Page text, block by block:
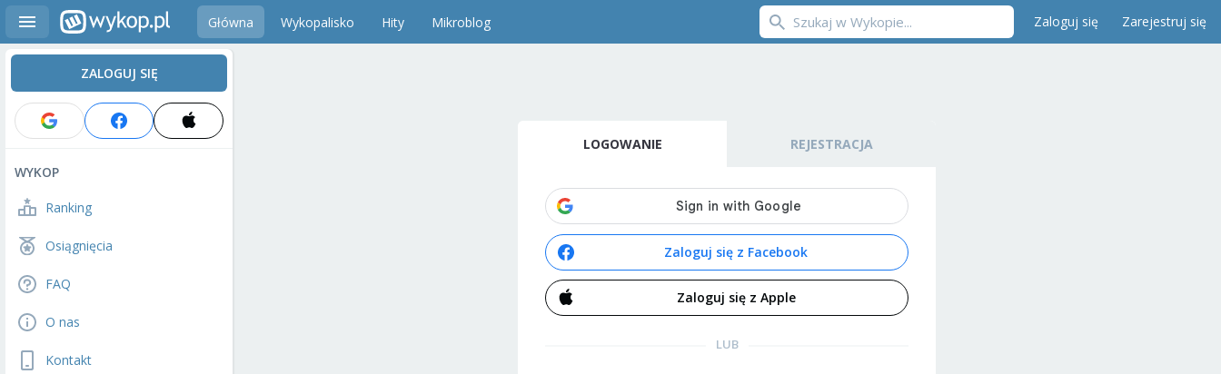
Główna Wykopalisko Hity Mikroblog Zaloguj się Zarejestruj się
ZALOGUJ SIĘ
WYKOP
Ranking
Osiągnięcia
FAQ
O nas
Kontakt
LOGOWANIE REJESTRACJA
Zaloguj się z Facebook
Zaloguj się z Apple
LUB